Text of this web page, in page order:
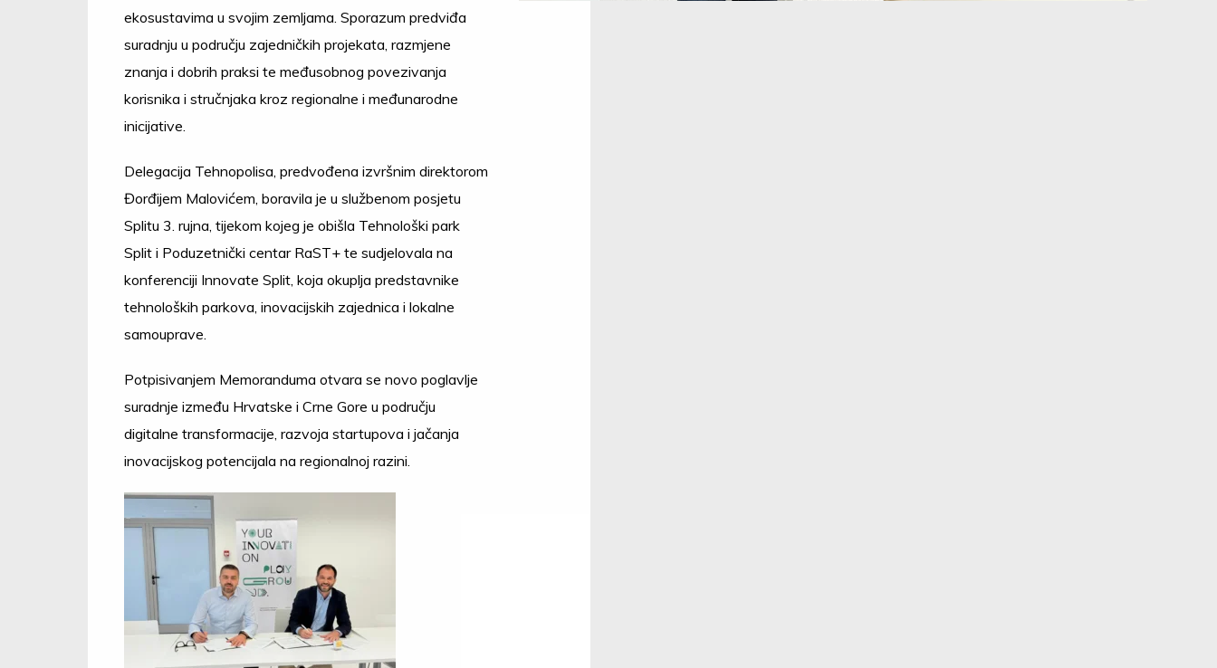
ekosustavima u svojim zemljama. Sporazum predviđa
suradnju u području zajedničkih projekata, razmjene
znanja i dobrih praksi te međusobnog povezivanja
korisnika i stručnjaka kroz regionalne i međunarodne
inicijative.
Delegacija Tehnopolisa, predvođena izvršnim direktorom
Đorđijem Malovićem, boravila je u službenom posjetu
Splitu 3. rujna, tijekom kojeg je obišla Tehnološki park
Split i Poduzetnički centar RaST+ te sudjelovala na
konferenciji Innovate Split, koja okuplja predstavnike
tehnoloških parkova, inovacijskih zajednica i lokalne
samouprave.
Potpisivanjem Memoranduma otvara se novo poglavlje
suradnje između Hrvatske i Crne Gore u području
digitalne transformacije, razvoja startupova i jačanja
inovacijskog potencijala na regionalnoj razini.